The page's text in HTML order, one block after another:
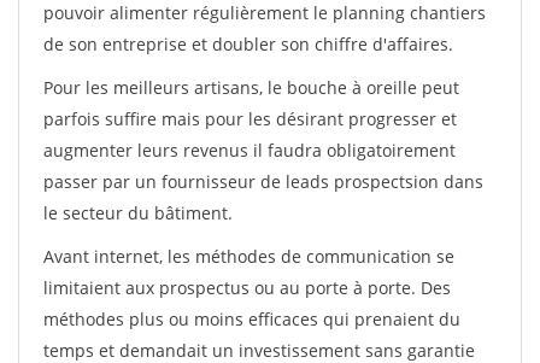
pouvoir alimenter régulièrement le planning chantiers
de son entreprise et doubler son chiffre d'affaires.
Pour les meilleurs artisans, le bouche à oreille peut
parfois suffire mais pour les désirant progresser et
augmenter leurs revenus il faudra obligatoirement
passer par un fournisseur de leads prospectsion dans
le secteur du bâtiment.
Avant internet, les méthodes de communication se
limitaient aux prospectus ou au porte à porte. Des
méthodes plus ou moins efficaces qui prenaient du
temps et demandait un investissement sans garantie